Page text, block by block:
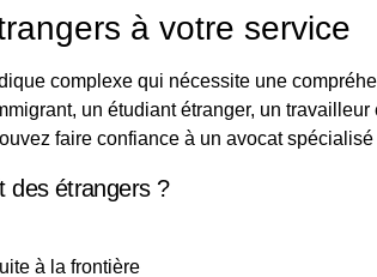
à votre service
complexe qui nécessite une
un étudiant étranger, un
faire confiance à un avocat
des étrangers ?
à la frontière